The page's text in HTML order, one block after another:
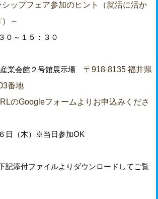
プフェア参加のヒント（就活に活か
～
～１５：３０
産業会館２号館展示場 〒918-8135 福井県
番地
のGoogleフォームよりお申込みくださ
日（木）※当日参加OK
記添付ファイルよりダウンロードしてご覧